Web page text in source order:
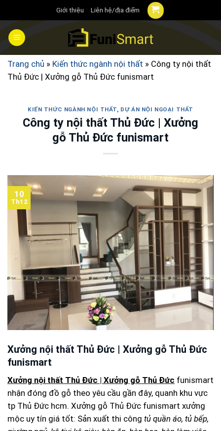
đến
nội
dung
Giới thiệu Liên hệ/địa điểm
Trang chủ » Kiến thức ngành nội thất » Công ty nội thất
Thủ Đức | Xưởng gỗ Thủ Đức funismart
KIẾN THỨC NGÀNH NỘI THẤT DỰ ÁN NỘI NGOẠI THẤT
Công ty nội thất Thủ Đức | Xưởng
gỗ Thủ Đức funismart
10
Th12
Xưởng nội thất Thủ Đức | Xưởng gỗ Thủ Đức
funismart
Xưởng nội thất Thủ Đức | Xưởng gỗ Thủ Đức funismart
nhận đóng đồ gỗ theo yêu cầu gần đây, quanh khu vực
tp Thủ Đức hcm. Xưởng gỗ Thủ Đức funismart xưởng
mộc uy tín giá tốt: Sản xuất thi công tủ quần áo, tủ bếp,